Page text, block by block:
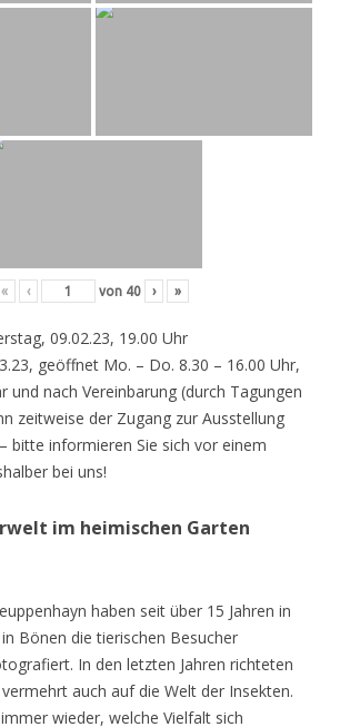
« ‹ von 40 › »
09.02.23, 19.00 Uhr
geöffnet Mo. – Do. 8.30 – 16.00 Uhr,
und nach Vereinbarung (durch Tagungen
zeitweise der Zugang zur Ausstellung
bitte informieren Sie sich vor einem
bei uns!
im heimischen Garten
haben seit über 15 Jahren in
Bönen die tierischen Besucher
In den letzten Jahren richteten
auch auf die Welt der Insekten.
wieder, welche Vielfalt sich